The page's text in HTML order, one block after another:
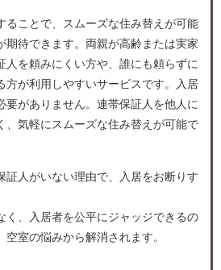
ることで、スムーズな住み替えが可能
期待できます。両親が高齢または実家
人を頼みにくい方や、誰にも頼らずに
方が利用しやすいサービスです。入居
要がありません。連帯保証人を他人に
、気軽にスムーズな住み替えが可能で
証人がいない理由で、入居をお断りす
く、入居者を公平にジャッジできるの
室の悩みから解消されます。